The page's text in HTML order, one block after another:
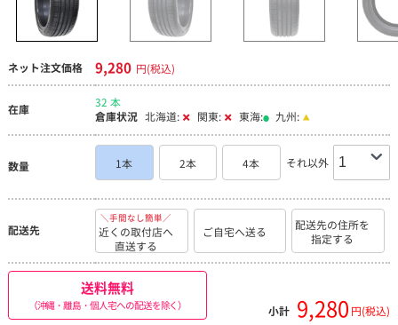
ネット注文価格 9,280 円(税込)
在庫
32 本
倉庫状況 北海道: 関東: 東海: 九州:
数量 1本 2本 4本 それ以外
配送先
＼手間なし簡単／
近くの取付店へ
直送する
ご自宅へ送る
配送先の住所を
指定する
送料無料
（沖縄・離島・個人宅への配送を除く） 小計 9,280 円(税込)